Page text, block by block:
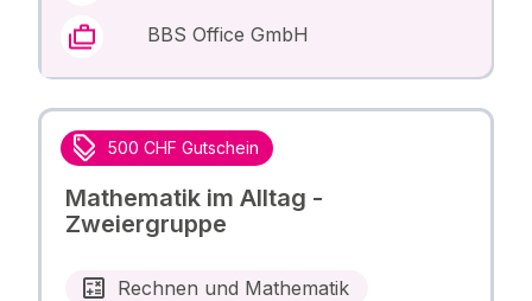
BBS Office GmbH
500 CHF Gutschein
Mathematik im Alltag -
Zweiergruppe
Rechnen und Mathematik